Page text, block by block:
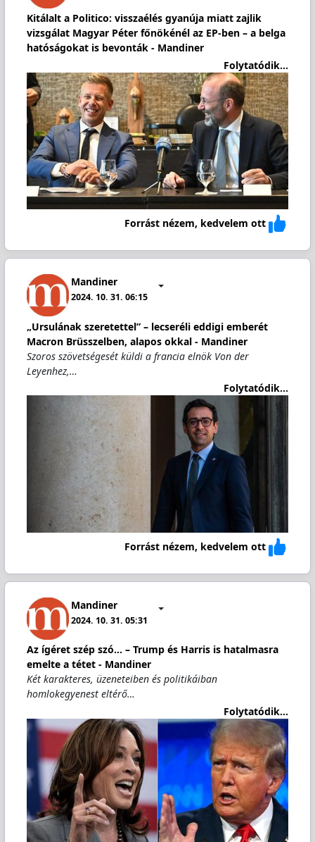
Kitálalt a Politico: visszaélés gyanúja miatt zajlik
vizsgálat Magyar Péter főnökénél az EP-ben – a belga
hatóságokat is bevonták - Mandiner
Folytatódik...
Forrást nézem, kedvelem ott
Mandiner
2024. 10. 31. 06:15
„Ursulának szeretettel” – lecseréli eddigi emberét
Macron Brüsszelben, alapos okkal - Mandiner
Szoros szövetségesét küldi a francia elnök Von der
Leyenhez,…
Folytatódik...
Forrást nézem, kedvelem ott
Mandiner
2024. 10. 31. 05:31
Az ígéret szép szó... – Trump és Harris is hatalmasra
emelte a tétet - Mandiner
Két karakteres, üzeneteiben és politikáiban
homlokegyenest eltérő…
Folytatódik...